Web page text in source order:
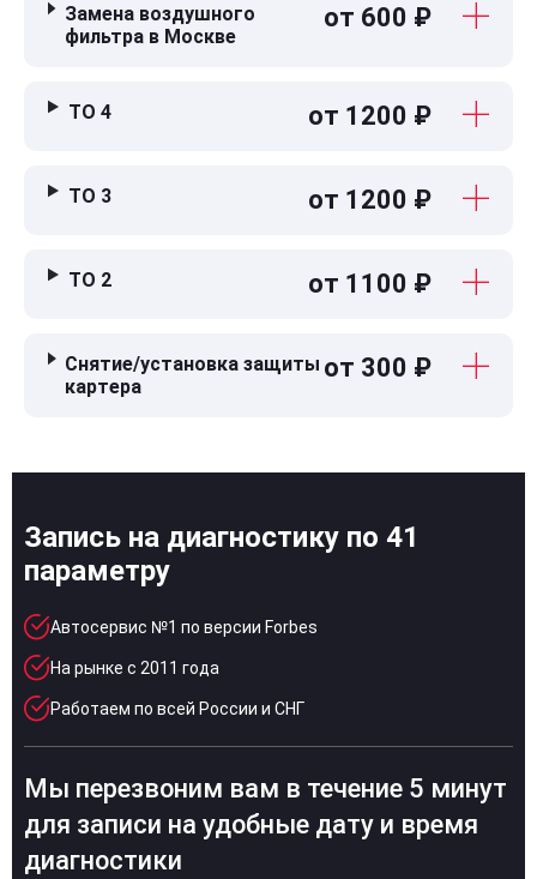
Замена воздушного
фильтра в Москве
от 600 ₽
ТО 4 от 1200 ₽
ТО 3 от 1200 ₽
ТО 2 от 1100 ₽
Снятие/установка защиты
картера
от 300 ₽
Запись на диагностику по 41
параметру
Автосервис №1 по версии Forbes
На рынке с 2011 года
Работаем по всей России и СНГ
Мы перезвоним вам в течение 5 минут
для записи на удобные дату и время
диагностики